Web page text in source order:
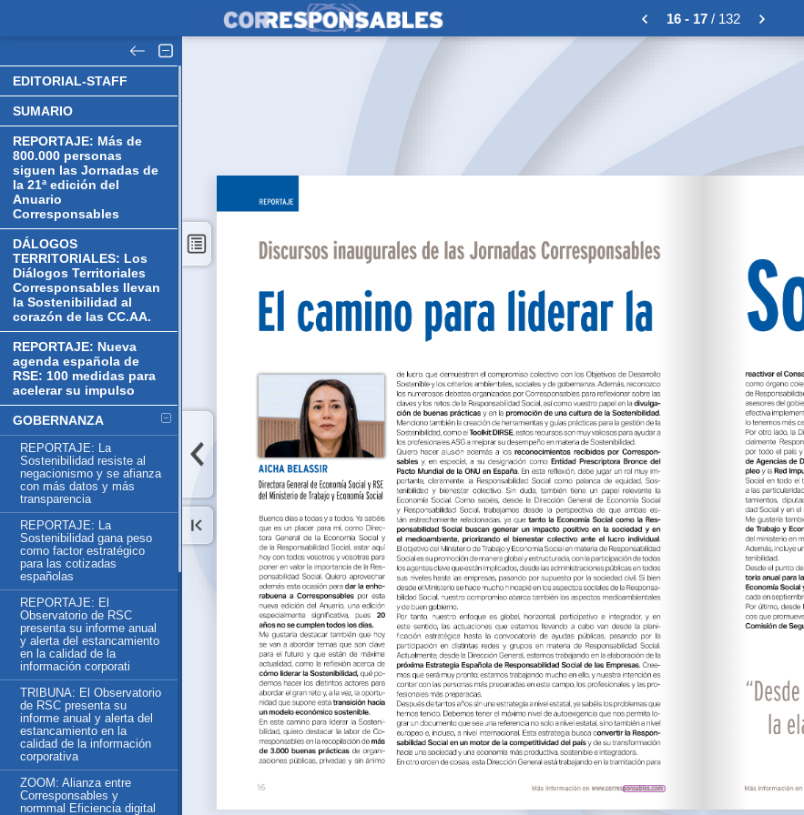
16 - 17/ 132
EDITORIAL-STAFF
SUMARIO
REPORTAJE: Más de
800.000 personas
siguen las Jornadas de
la 21ª edición del
Anuario
Corresponsables
DÁLOGOS
TERRITORIALES: Los
Diálogos Territoriales
Corresponsables llevan
la Sostenibilidad al
corazón de las CC.AA.
REPORTAJE: Nueva
agenda española de
RSE: 100 medidas para
acelerar su impulso
GOBERNANZA
REPORTAJE: La
Sostenibilidad resiste al
negacionismo y se afianza
con más datos y más
transparencia
REPORTAJE: La
Sostenibilidad gana peso
como factor estratégico
para las cotizadas
españolas
REPORTAJE: El
Observatorio de RSC
presenta su informe anual
y alerta del estancamiento
en la calidad de la
información corporati
TRIBUNA: El Observatorio
de RSC presenta su
informe anual y alerta del
estancamiento en la
calidad de la información
corporativa
ZOOM: Alianza entre
Corresponsables y
normmal Eficiencia digital